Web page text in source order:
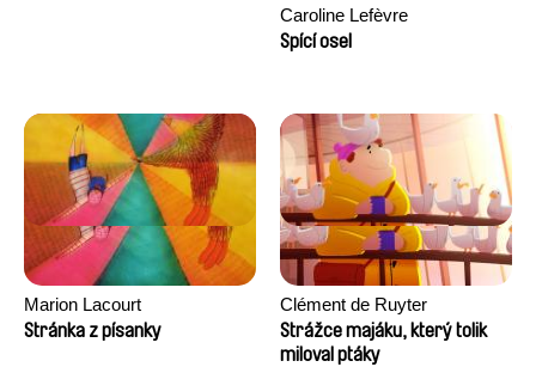
Caroline Lefèvre
Spící osel
Marion Lacourt
Stránka z písanky
Clément de Ruyter
Strážce majáku, který tolik
miloval ptáky